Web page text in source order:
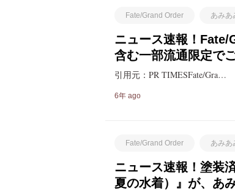
Fate/Grand Order あみあ
ニュース速報！Fate/
含む一部流通限定で
引用元：PR TIMESFate/Gra…
6年 ago
Fate/Grand Order あみあ
ニュース速報！塗装
夏の水着）』が、あ